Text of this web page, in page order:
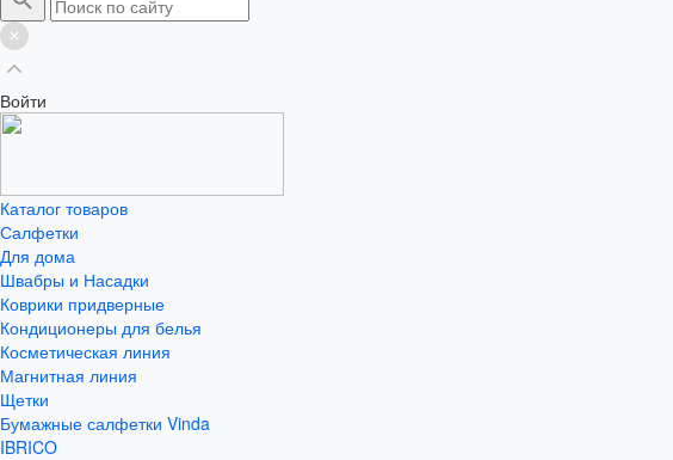
Войти
Каталог товаров
Салфетки
Для дома
Швабры и Насадки
Коврики придверные
Кондиционеры для белья
Косметическая линия
Магнитная линия
Щетки
Бумажные салфетки Vinda
IBRICO